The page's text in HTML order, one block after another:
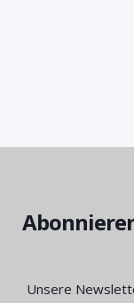
Unsere